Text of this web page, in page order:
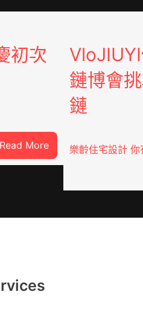
初次
Read More:
重
德
鏈博會
鏈
樂齡住宅設計